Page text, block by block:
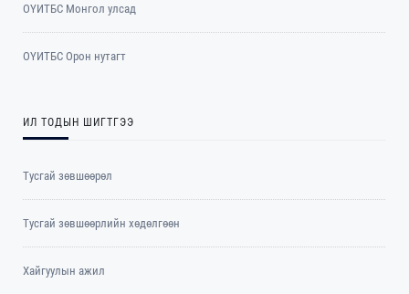
ОYИТБС Монгол улсад
ОYИТБС Орон нутагт
ИЛ ТОДЫН ШИГТГЭЭ
Тусгай зөвшөөрөл
Тусгай зөвшөөрлийн хөдөлгөөн
Хайгуулын ажил